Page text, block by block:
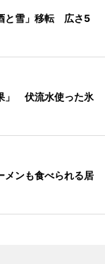
と雪」移転 広さ5
」 伏流水使った氷
ンも食べられる居